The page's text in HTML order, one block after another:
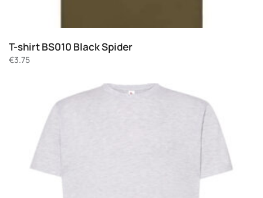
T-shirt BS010 Black Spider
€3.75